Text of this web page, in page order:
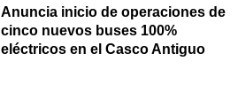
Anuncia inicio de operaciones de
cinco nuevos buses 100%
eléctricos en el Casco Antiguo